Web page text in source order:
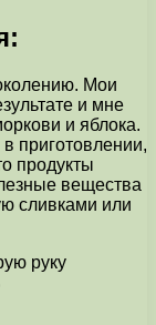
Мои
и мне
и яблока.
приготовлении,
продукты
вещества
сливками или
руку